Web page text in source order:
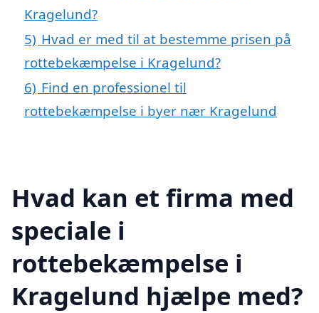
Kragelund?
5) Hvad er med til at bestemme prisen på
rottebekæmpelse i Kragelund?
6) Find en professionel til
rottebekæmpelse i byer nær Kragelund
Hvad kan et firma med
speciale i
rottebekæmpelse i
Kragelund hjælpe med?